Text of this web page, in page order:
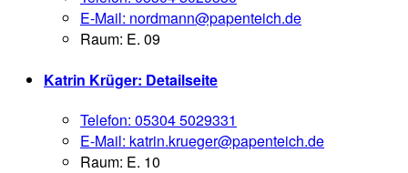
E-Mail: nordmann@papenteich.de
Raum: E. 09
Katrin Krüger: Detailseite
Telefon: 05304 5029331
E-Mail: katrin.krueger@papenteich.de
Raum: E. 10